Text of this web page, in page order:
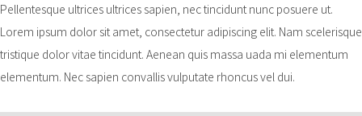
Pellentesque ultrices ultrices sapien, nec tincidunt nunc posuere ut.
Lorem ipsum dolor sit amet, consectetur adipiscing elit. Nam scelerisque
tristique dolor vitae tincidunt. Aenean quis massa uada mi elementum
elementum. Nec sapien convallis vulputate rhoncus vel dui.